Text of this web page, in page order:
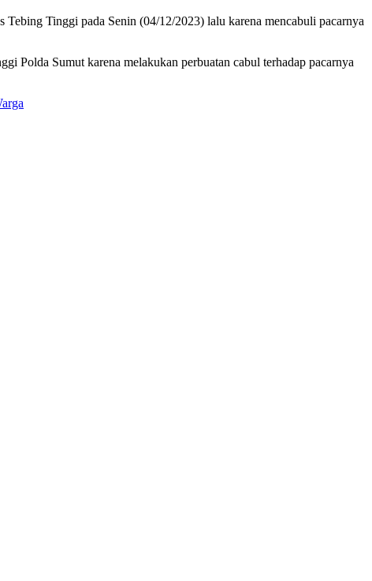
Tinggi pada Senin (04/12/2023) lalu karena mencabuli pacarnya
Polda Sumut karena melakukan perbuatan cabul terhadap pacarnya